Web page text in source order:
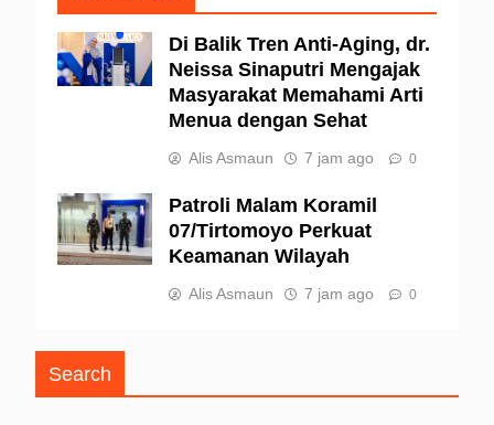
Di Balik Tren Anti-Aging, dr.
Neissa Sinaputri Mengajak
Masyarakat Memahami Arti
Menua dengan Sehat
Alis Asmaun 7 jam ago 0
Patroli Malam Koramil
07/Tirtomoyo Perkuat
Keamanan Wilayah
Alis Asmaun 7 jam ago 0
Search